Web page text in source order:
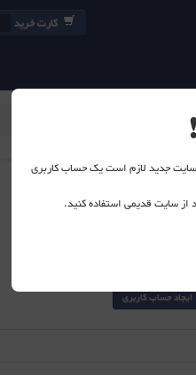
کارت خرید
ایجاد حساب کاربری
سایت جدید لازم است یک حساب کاربری
سایت قدیمی استفاده کنید.